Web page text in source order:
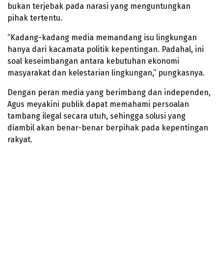
bukan terjebak pada narasi yang menguntungkan
pihak tertentu.
“Kadang-kadang media memandang isu lingkungan
hanya dari kacamata politik kepentingan. Padahal, ini
soal keseimbangan antara kebutuhan ekonomi
masyarakat dan kelestarian lingkungan,” pungkasnya.
Dengan peran media yang berimbang dan independen,
Agus meyakini publik dapat memahami persoalan
tambang ilegal secara utuh, sehingga solusi yang
diambil akan benar-benar berpihak pada kepentingan
rakyat.